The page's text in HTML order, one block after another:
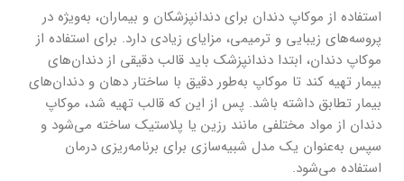
استفاده از موکاپ دندان برای دندانپزشکان و بیماران، به‌ویژه در
پروسه‌های زیبایی و ترمیمی، مزایای زیادی دارد. برای استفاده از
موکاپ دندان، ابتدا دندانپزشک باید قالب دقیقی از دندان‌های
بیمار تهیه کند تا موکاپ به‌طور دقیق با ساختار دهان و دندان‌های
بیمار تطابق داشته باشد. پس از این که قالب تهیه شد، موکاپ
دندان از مواد مختلفی مانند رزین یا پلاستیک ساخته می‌شود و
سپس به‌عنوان یک مدل شبیه‌سازی برای برنامه‌ریزی درمان
استفاده می‌شود.